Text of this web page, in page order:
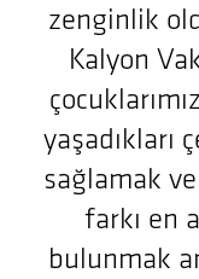
zenginlik
Kalyon
yaşadıkları
sağlamak
farkı en
bulunmak